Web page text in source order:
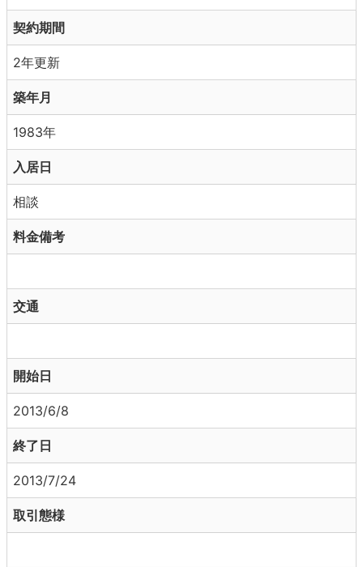
契約期間
2年更新
築年月
1983年
入居日
相談
料金備考
交通
開始日
2013/6/8
終了日
2013/7/24
取引態様